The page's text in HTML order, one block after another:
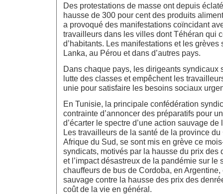
Des protestations de masse ont depuis
hausse de 300 pour cent des produits
a provoqué des manifestations coïncidant
travailleurs dans les villes dont Téhéran qui
d’habitants. Les manifestations et les
Lanka, au Pérou et dans d’autres pays.
Dans chaque pays, les dirigeants syndicaux
lutte des classes et empêchent les
unie pour satisfaire les besoins sociaux
En Tunisie, la principale confédération
contrainte d’annoncer des préparatifs pour
d’écarter le spectre d’une action sauvage
Les travailleurs de la santé de la province
Afrique du Sud, se sont mis en grève ce
syndicats, motivés par la hausse du prix des
et l’impact désastreux de la pandémie sur le
chauffeurs de bus de Cordoba, en
sauvage contre la hausse des prix des
coût de la vie en général.